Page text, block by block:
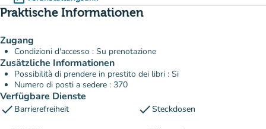
(new tab)
Praktische Informationen
Zugang
Condizioni d'accesso : Su prenotazione
Zusätzliche Informationen
Possibilità di prendere in prestito dei libri : Si
Numero di posti a sedere : 370
Verfügbare Dienste
check Barrierefreiheit checkSteckdosen